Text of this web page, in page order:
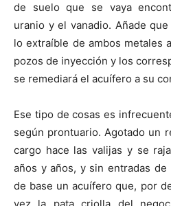
de suelo que se vaya
uranio y el vanadio. Añade
lo extraíble de ambos metales
pozos de inyección y los
se remediará el acuífero a su
Ese tipo de cosas es
según prontuario. Agotado un
cargo hace las valijas y se
años y años, y sin entradas
de base un acuífero que, por